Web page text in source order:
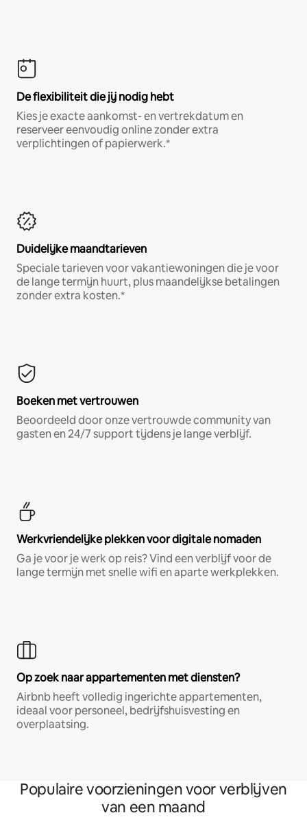
De flexibiliteit die jij nodig hebt
Kies je exacte aankomst- en vertrekdatum en
reserveer eenvoudig online zonder extra
verplichtingen of papierwerk.*
Duidelijke maandtarieven
Speciale tarieven voor vakantiewoningen die je voor
de lange termijn huurt, plus maandelijkse betalingen
zonder extra kosten.*
Boeken met vertrouwen
Beoordeeld door onze vertrouwde community van
gasten en 24/7 support tijdens je lange verblijf.
Werkvriendelijke plekken voor digitale nomaden
Ga je voor je werk op reis? Vind een verblijf voor de
lange termijn met snelle wifi en aparte werkplekken.
Op zoek naar appartementen met diensten?
Airbnb heeft volledig ingerichte appartementen,
ideaal voor personeel, bedrijfshuisvesting en
overplaatsing.
Populaire voorzieningen voor verblijven
van een maand